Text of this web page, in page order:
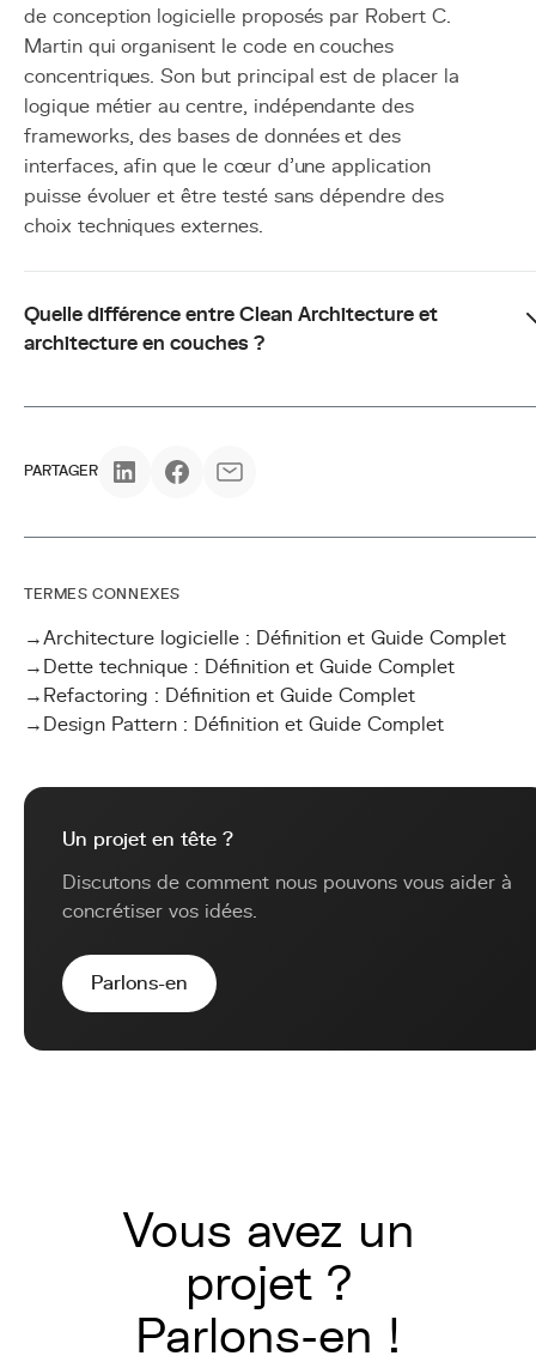
de conception logicielle proposés par Robert C.
Martin qui organisent le code en couches
concentriques. Son but principal est de placer la
logique métier au centre, indépendante des
frameworks, des bases de données et des
interfaces, afin que le cœur d'une application
puisse évoluer et être testé sans dépendre des
choix techniques externes.
Quelle différence entre Clean Architecture et
architecture en couches ?
PARTAGER
TERMES CONNEXES
→Architecture logicielle : Définition et Guide Complet
→ Dette technique : Définition et Guide Complet
→ Refactoring : Définition et Guide Complet
→ Design Pattern : Définition et Guide Complet
Un projet en tête ?
Discutons de comment nous pouvons vous aider à
concrétiser vos idées.
Parlons-en
Vous avez un
projet ?
Parlons-en !